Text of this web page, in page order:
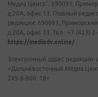
Медиа Центр". 690091,
д.20А, офис 13. Главный
редакции: 690091, Приморский
д.20А, офис 13. Тел.: +7 (423) 2-
https://mediadv.online/
Электронный адрес
«Дальневосточный Медиа
249-8-800. 18+